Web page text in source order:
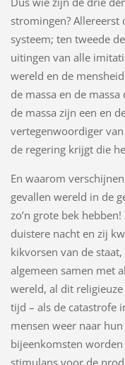
stromingen? Allereerst
systeem; ten tweede
uitingen van alle
wereld en de
de massa en de
de massa zijn een en
vertegenwoordiger
de regering krijgt die
En waarom
gevallen wereld in de
zo’n grote bek
duistere nacht en zij
kikvorsen van de
algemeen samen met
wereld, al dit
tijd – als de catastrofe
mensen weer naar
bijeenkomsten
stimulans voor de